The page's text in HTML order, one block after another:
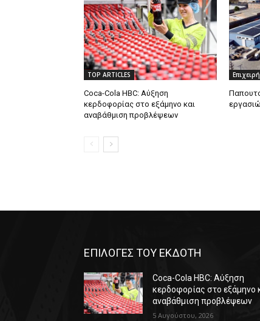
TOP ARTICLES
Coca-Cola HBC: Αύξηση
κερδοφορίας στο εξάμηνο και
αναβάθμιση προβλέψεων
ΕΠΙΛΟΓΕΣ ΤΟΥ ΕΚΔΟΤΗ
Coca-Cola HBC: Αύξηση
κερδοφορίας στο εξάμηνο
αναβάθμιση προβλέψεων
5 Αυγούστου, 2026